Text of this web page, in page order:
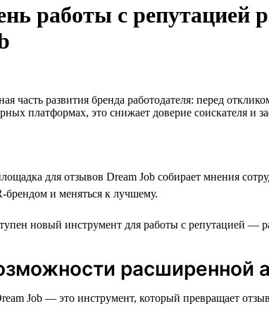
работы с репутацией
часть развития бренда работодателя: перед
платформах, это снижает доверие соискателя и
для отзывов Dream Job собирает мнения
брендом и меняться к лучшему.
новый инструмент для работы с репутацией —
расширенной
Job — это инструмент, который превращает